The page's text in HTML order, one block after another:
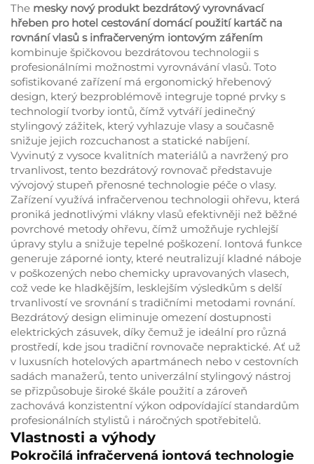
The mesky nový produkt bezdrátový vyrovnávací
hřeben pro hotel cestování domácí použití kartáč na
rovnání vlasů s infračerveným iontovým zářením
kombinuje špičkovou bezdrátovou technologii s
profesionálními možnostmi vyrovnávání vlasů. Toto
sofistikované zařízení má ergonomický hřebenový
design, který bezproblémově integruje topné prvky s
technologií tvorby iontů, čímž vytváří jedinečný
stylingový zážitek, který vyhlazuje vlasy a současně
snižuje jejich rozcuchanost a statické nabíjení.
Vyvinutý z vysoce kvalitních materiálů a navržený pro
trvanlivost, tento bezdrátový rovnovač představuje
vývojový stupeň přenosné technologie péče o vlasy.
Zařízení využívá infračervenou technologii ohřevu, která
proniká jednotlivými vlákny vlasů efektivněji než běžné
povrchové metody ohřevu, čímž umožňuje rychlejší
úpravy stylu a snižuje tepelné poškození. Iontová funkce
generuje záporné ionty, které neutralizují kladné náboje
v poškozených nebo chemicky upravovaných vlasech,
což vede ke hladkějším, lesklejším výsledkům s delší
trvanlivostí ve srovnání s tradičními metodami rovnání.
Bezdrátový design eliminuje omezení dostupnosti
elektrických zásuvek, díky čemuž je ideální pro různá
prostředí, kde jsou tradiční rovnovače nepraktické. Ať už
v luxusních hotelových apartmánech nebo v cestovních
sadách manažerů, tento univerzální stylingový nástroj
se přizpůsobuje široké škále použití a zároveň
zachovává konzistentní výkon odpovídající standardům
profesionálních stylistů i náročných spotřebitelů.
Vlastnosti a výhody
Pokročilá infračervená iontová technologie